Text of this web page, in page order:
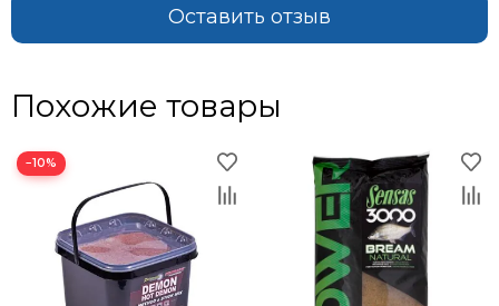
Оставить отзыв
Похожие товары
−10%